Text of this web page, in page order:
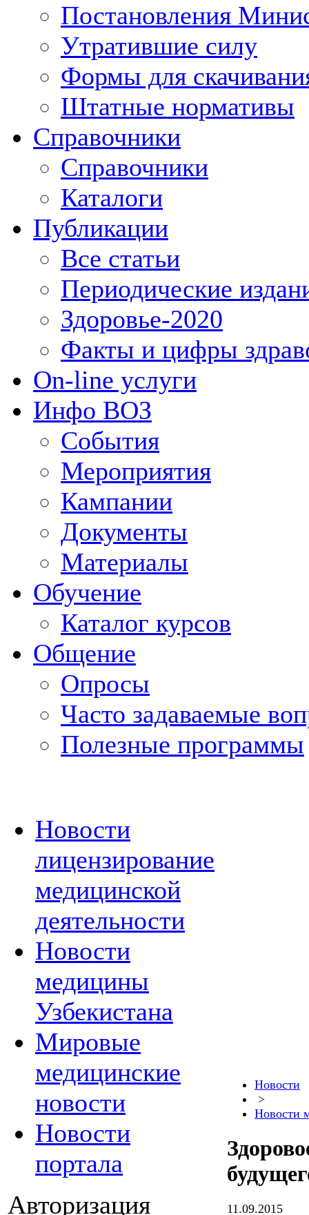
Постановления
Утратившие силу
Формы для
Штатные нормативы
Справочники
Справочники
Каталоги
Публикации
Все статьи
Периодические
Здоровье-2020
Факты и цифры
On-line услуги
Инфо ВОЗ
События
Мероприятия
Кампании
Документы
Материалы
Обучение
Каталог курсов
Общение
Опросы
Часто задаваемые
Полезные программы
Новости
лицензирование
медицинской
деятельности
Новости
медицины
Узбекистана
Мировые
медицинские
новости
Новости
портала
Авторизация
Новости
>
Новости
11.09.2015